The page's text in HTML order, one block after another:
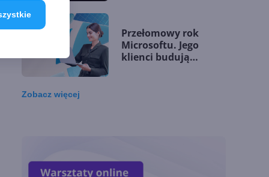
Przełomowy rok
Microsoftu. Jego
klienci budują
Zobaczwięcej